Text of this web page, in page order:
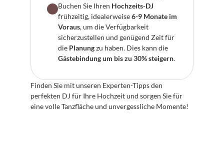
Buchen Sie Ihren Hochzeits-DJ
frühzeitig, idealerweise 6-9 Monate im
Voraus, um die Verfügbarkeit
sicherzustellen und genügend Zeit für
die Planung
Gästebindung um bis zu 30% steigern.
Finden Sie mit unseren Experten-Tipps den
perfekten DJ für Ihre Hochzeit und sorgen Sie für
eine volle Tanzfläche und unvergessliche Momente!